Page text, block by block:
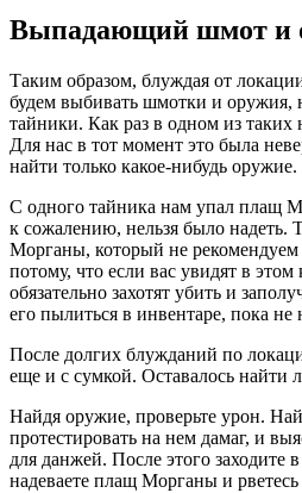
Выпадающий шмот и
Таким образом, блуждая от
будем выбивать шмотки и оружия,
тайники. Как раз в одном из
Для нас в тот момент это была
найти только какое-нибудь оружие.
С одного тайника нам упал плащ
к сожалению, нельзя было надеть.
Морганы, который не рекомендуем
потому, что если вас увидят в
обязательно захотят убить и
его пылиться в инвентаре, пока не
После долгих блужданий по
еще и с сумкой. Оставалось найти
Найдя оружие, проверьте урон.
протестировать на нем дамаг, и
для данжей. После этого
надеваете плащ Морганы и